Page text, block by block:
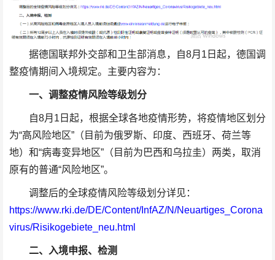
据德国联邦外交部和卫生部消息，自8月1日起，德国调
整疫情期间入境规定。主要内容为：
一、调整疫情风险等级划分
自8月1日起，根据全球各地疫情形势，将疫情地区划分
为“高风险地区”（目前为俄罗斯、印度、西班牙、荷兰等
地）和“病毒变异地区”（目前为巴西和乌拉圭）两类，取消
原有的普通“风险地区”。
调整后的全球疫情风险等级划分详见：
https://www.rki.de/DE/Content/InfAZ/N/Neuartiges_Corona
virus/Risikogebiete_neu.html
二、入境申报、检测